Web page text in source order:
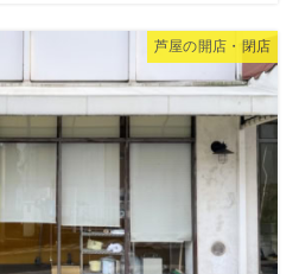
芦屋の開店・閉店